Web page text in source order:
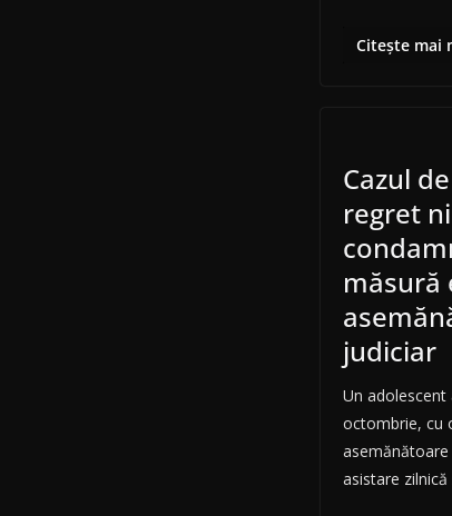
Citește mai
Cazul
regret
măsură
judiciar
Un
octombrie, cu
asistare zilnică